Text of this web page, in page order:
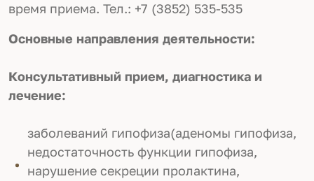
время приема. Тел.: +7 (3852) 535-535
Основные направления деятельности:
Консультативный прием, диагностика и
лечение:
заболеваний гипофиза(аденомы гипофиза,
недостаточность функции гипофиза,
нарушение секреции пролактина,